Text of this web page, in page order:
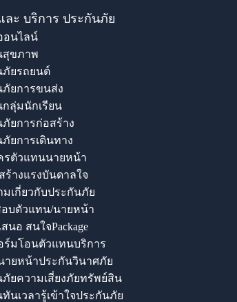
ละ บริการ ประกันภัย
อนไลน์
สุขภาพ
ภัยรถยนต์
ภัยการขนส่ง
กลุ่มนักเรียน
ยการก่อสร้าง
ยการเดินทาง
รตัวแทนนายหน้า
างแรงบันดาลใจ
มเกี่ยวกับประกันภัย
อบตัวแทน/นายหน้า
นอ สนใจPackage
ร์มโอนตัวแทนบริการ
ายหน้าประกันวินาศภัย
ภัยความเสี่ยงภัยทรัพย์สิน
นเวลารู้เข้าใจประกันภัย